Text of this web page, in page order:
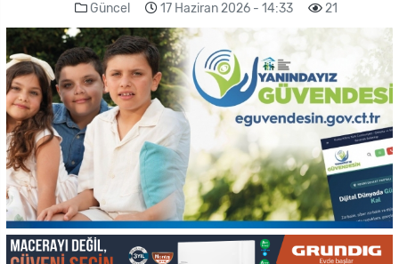
Güncel 17 Haziran 2026 - 14:33 21